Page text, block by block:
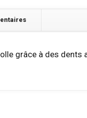
grâce à des dents